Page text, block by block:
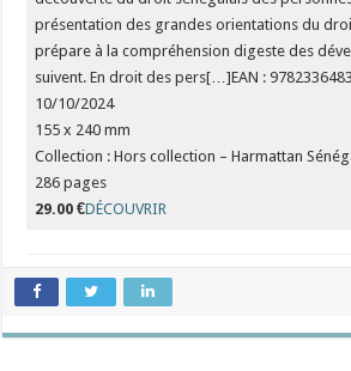
présentation des grandes orientations du
prépare à la compréhension digeste des
suivent. En droit des pers[…]EAN :
10/10/2024
155 x 240 mm
Collection : Hors collection – Harmattan
286 pages
29.00 €DÉCOUVRIR